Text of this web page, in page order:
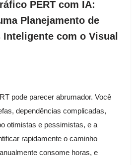
PERT com IA:
Planejamento de
com o Visual
pode parecer abrumador. Você
dependências complicadas,
otimistas e pessimistas, e a
rapidamente o caminho
consome horas, e